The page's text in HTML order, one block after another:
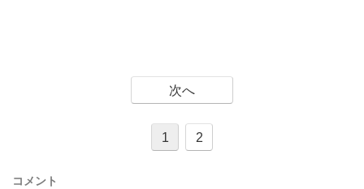
次へ
1 2
コメント